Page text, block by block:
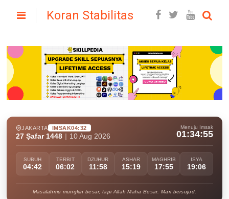
Koran Stabilitas
JAKARTA IMSAK04:32
27 Ṣafar 1448 10 Aug 2026
Menuju Imsak
01:34:54
SUBUH
04:42
TERBIT
06:02
DZUHUR
11:58
ASHAR
15:19
MAGHRIB
17:55
ISYA
19:06
Masalahmu mungkin besar, tapi Allah Maha Besar. Mari bersujud.